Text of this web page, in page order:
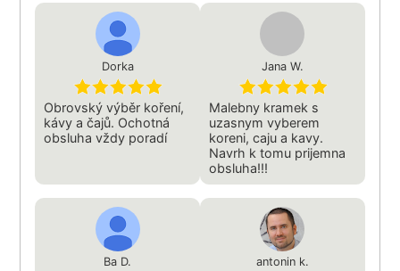
Dorka
Obrovský výběr koření,
kávy a čajů. Ochotná
obsluha vždy poradí
Jana W.
Malebny kramek s
uzasnym vyberem
koreni, caju a kavy.
Navrh k tomu prijemna
obsluha!!!
Ba D. antonin k.